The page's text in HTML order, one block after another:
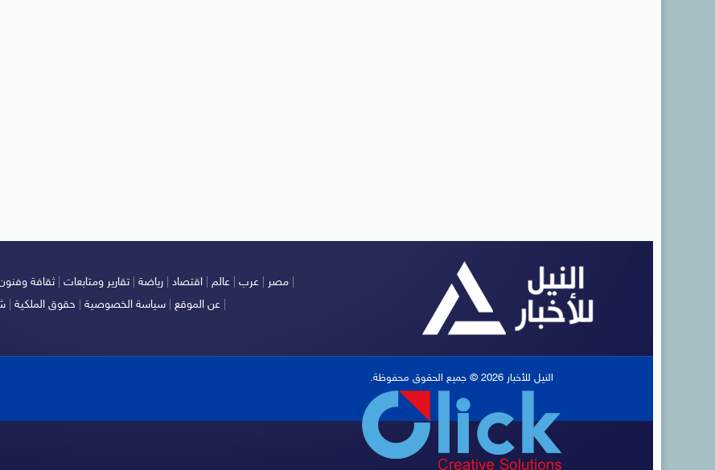
مصر عرب عالم اقتصاد رياضة |تقارير ومتابعات |ثقافة
عن الموقع |سياسة الخصوصية حقوق الملكية | |
النيل للأخبار 2026 © جميع الحقوق محفوظة.